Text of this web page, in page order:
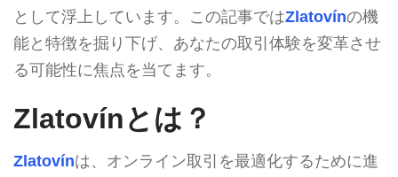
として浮上しています。この記事ではZlatovínの機
能と特徴を掘り下げ、あなたの取引体験を変革させ
る可能性に焦点を当てます。
Zlatovínとは？
Zlatovínは、オンライン取引を最適化するために進